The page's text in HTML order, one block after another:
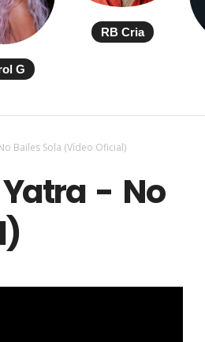
G
RB Cria
Bailes Sola (Vídeo Oficial)
- No